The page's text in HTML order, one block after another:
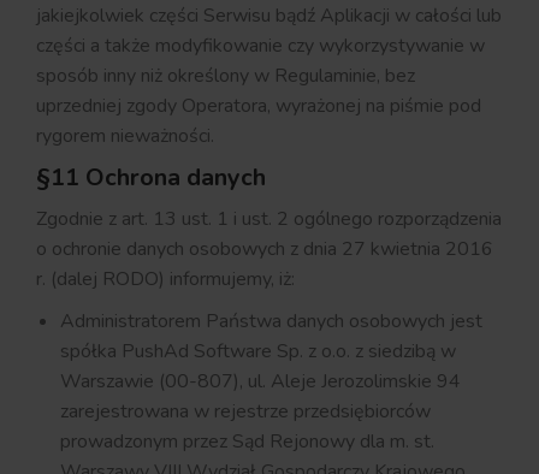
jakiejkolwiek części Serwisu bądź Aplikacji w całości lub
części a także modyfikowanie czy wykorzystywanie w
sposób inny niż określony w Regulaminie, bez
uprzedniej zgody Operatora, wyrażonej na piśmie pod
rygorem nieważności.
§11 Ochrona danych
Zgodnie z art. 13 ust. 1 i ust. 2 ogólnego rozporządzenia
o ochronie danych osobowych z dnia 27 kwietnia 2016
r. (dalej RODO) informujemy, iż:
Administratorem Państwa danych osobowych jest
spółka PushAd Software Sp. z o.o. z siedzibą w
Warszawie (00-807), ul. Aleje Jerozolimskie 94
zarejestrowana w rejestrze przedsiębiorców
prowadzonym przez Sąd Rejonowy dla m. st.